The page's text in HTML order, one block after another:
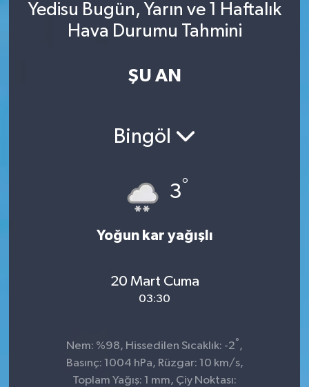
Yedisu Bugün, Yarın ve 1 Haftalık
Hava Durumu Tahmini
ŞU AN
Bingöl
3°
Yoğun kar yağışlı
20 Mart Cuma
03:30
Nem: %98, Hissedilen Sıcaklık: -2° ,
Basınç: 1004 hPa, Rüzgar: 10 km/s,
Toplam Yağış: 1 mm, Çiy Noktası:
Haber Arşivi